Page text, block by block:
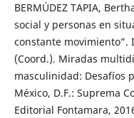
BERMÚDEZ TAPIA,
social y personas en
constante movimiento”.
(Coord.). Miradas
masculinidad: Desafíos
México, D.F.: Suprema
Editorial Fontamara,